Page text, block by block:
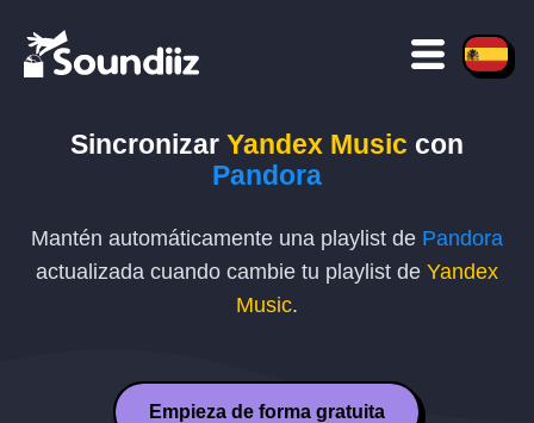
Sincronizar Yandex Music con
Pandora
Mantén automáticamente una playlist de Pandora
actualizada cuando cambie tu playlist de Yandex
Music.
Empieza de forma gratuita